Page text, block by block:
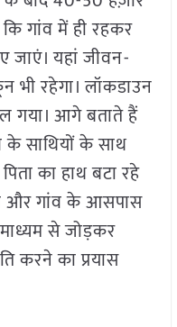
गांव में ही रहकर
यहां जीवन-
भी रहेगा। लॉकडाउन
गया। आगे बताते हैं
साथियों के साथ
का हाथ बटा रहे
और गांव के आसपास
से जोड़कर
करने का प्रयास